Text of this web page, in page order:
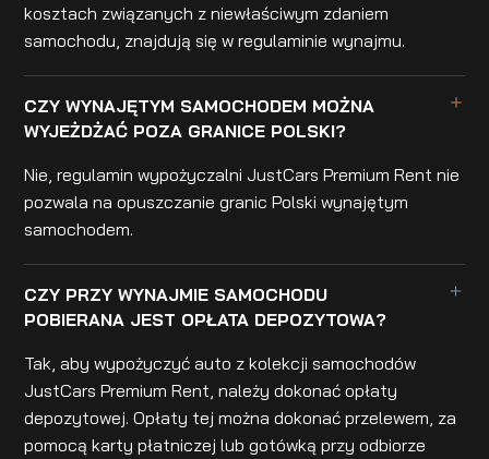
kosztach związanych z niewłaściwym zdaniem
samochodu, znajdują się w regulaminie wynajmu.
CZY WYNAJĘTYM SAMOCHODEM MOŻNA
WYJEŻDŻAĆ POZA GRANICE POLSKI?
Nie, regulamin wypożyczalni JustCars Premium Rent nie
pozwala na opuszczanie granic Polski wynajętym
samochodem.
CZY PRZY WYNAJMIE SAMOCHODU
POBIERANA JEST OPŁATA DEPOZYTOWA?
Tak, aby wypożyczyć auto z kolekcji samochodów
JustCars Premium Rent, należy dokonać opłaty
depozytowej. Opłaty tej można dokonać przelewem, za
pomocą karty płatniczej lub gotówką przy odbiorze